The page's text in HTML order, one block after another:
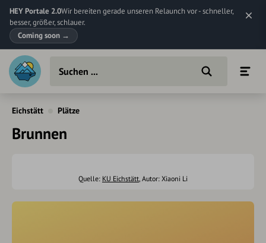
HEY Portale 2.0Wir bereiten gerade unseren Relaunch vor - schneller,
besser, größer, schlauer.
Coming soon →
Eichstätt Plätze
Brunnen
Quelle: KU Eichstätt, Autor: Xiaoni Li